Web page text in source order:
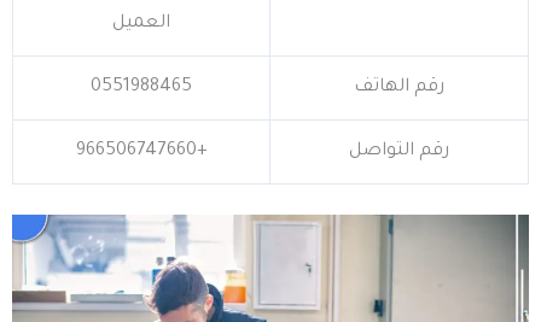
العميل
رقم الهاتف 0551988465
رقم التواصل +966506747660